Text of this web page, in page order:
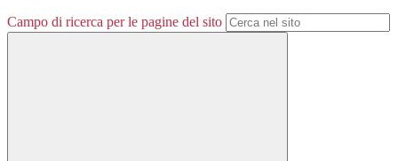
Campo di ricerca per le pagine del sito